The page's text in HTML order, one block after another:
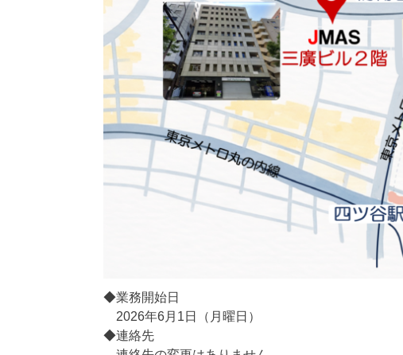
◆業務開始日
2026年6月1日（月曜日）
◆連絡先